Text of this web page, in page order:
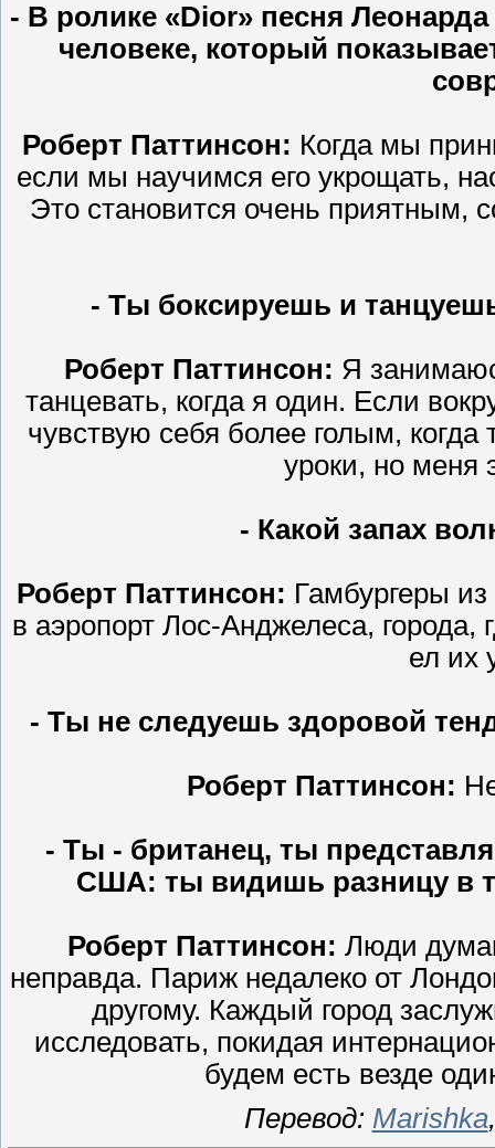
- В ролике «Dior» песня
человеке, который
Роберт Паттинсон: Когда мы
если мы научимся его укрощать,
Это становится очень приятным,
- Ты боксируешь и
Роберт Паттинсон: Я
танцевать, когда я один. Если
чувствую себя более голым,
уроки, но меня
- Какой запах
Роберт Паттинсон: Гамбургеры
в аэропорт Лос-Анджелеса, города,
ел их
- Ты не следуешь здоровой
Роберт Паттинсон:
- Ты - британец, ты
США: ты видишь разницу в
Роберт Паттинсон: Люди
неправда. Париж недалеко от
другому. Каждый город
исследовать, покидая
будем есть везде
Перевод: Marishka